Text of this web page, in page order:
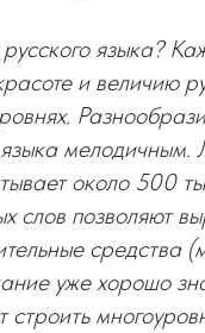
языка?
и величию
около 500
слов позволяют
средства
уже хорошо
строить